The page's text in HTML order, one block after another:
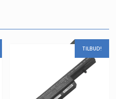
TILBUD!